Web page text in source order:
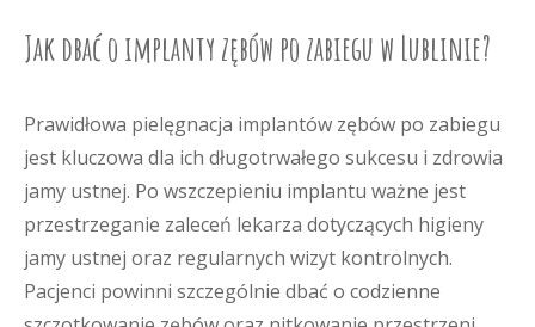
Jak dbać o implanty zębów po zabiegu w Lublinie?
Prawidłowa pielęgnacja implantów zębów po zabiegu
jest kluczowa dla ich długotrwałego sukcesu i zdrowia
jamy ustnej. Po wszczepieniu implantu ważne jest
przestrzeganie zaleceń lekarza dotyczących higieny
jamy ustnej oraz regularnych wizyt kontrolnych.
Pacjenci powinni szczególnie dbać o codzienne